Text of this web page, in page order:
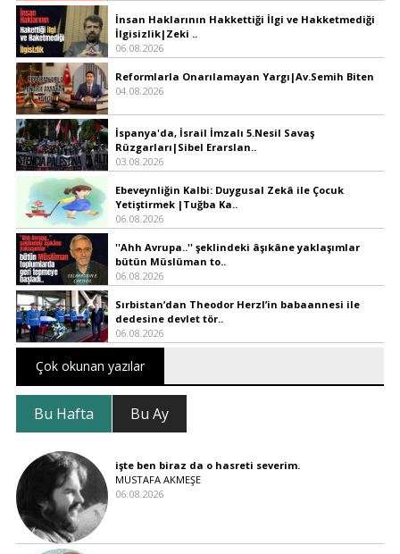
İnsan Haklarının Hakkettiği İlgi ve Hakketmediği
İlgisizlik|Zeki ..
06.08.2026
Reformlarla Onarılamayan Yargı|Av.Semih Biten
04.08.2026
İspanya'da, İsrail İmzalı 5.Nesil Savaş
Rüzgarları|Sibel Erarslan..
03.08.2026
Ebeveynliğin Kalbi: Duygusal Zekâ ile Çocuk
Yetiştirmek |Tuğba Ka..
06.08.2026
''Ahh Avrupa..'' şeklindeki âşıkâne yaklaşımlar
bütün Müslüman to..
06.08.2026
Sırbistan’dan Theodor Herzl’in babaannesi ile
dedesine devlet tör..
06.08.2026
Çok okunan yazılar
Bu Hafta Bu Ay
işte ben biraz da o hasreti severim.
MUSTAFA AKMEŞE
06.08.2026